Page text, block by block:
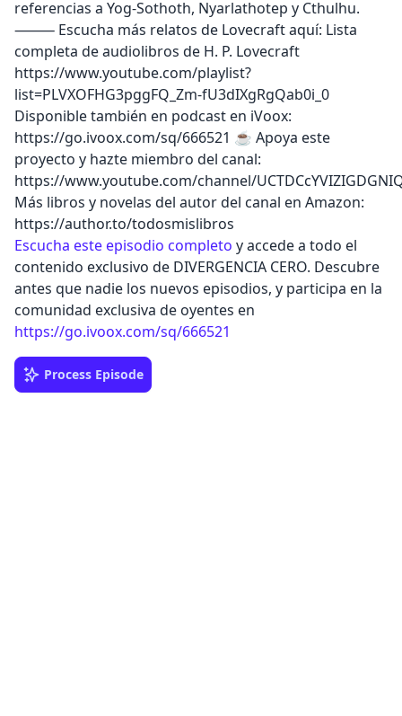
referencias a Yog-Sothoth, Nyarlathotep y Cthulhu.
⸻ Escucha más relatos de Lovecraft aquí: Lista
completa de audiolibros de H. P. Lovecraft
https://www.youtube.com/playlist?
list=PLVXOFHG3pggFQ_Zm-fU3dIXgRgQab0i_0 ️
Disponible también en podcast en iVoox:
https://go.ivoox.com/sq/666521 ☕ Apoya este
proyecto y hazte miembro del canal:
https://www.youtube.com/channel/
Más libros y novelas del autor del canal en Amazon:
https://author.to/todosmislibros
Escucha este episodio completo y accede a todo el
contenido exclusivo de DIVERGENCIA CERO. Descubre
antes que nadie los nuevos episodios, y participa en la
comunidad exclusiva de oyentes en
https://go.ivoox.com/sq/666521
Process Episode